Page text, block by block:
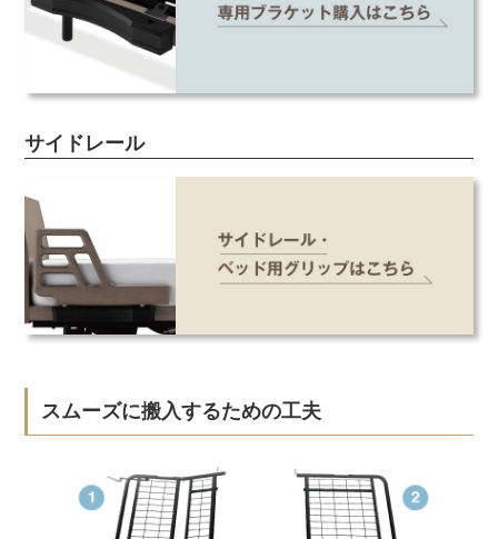
サイドレール
スムーズに搬入するための工夫